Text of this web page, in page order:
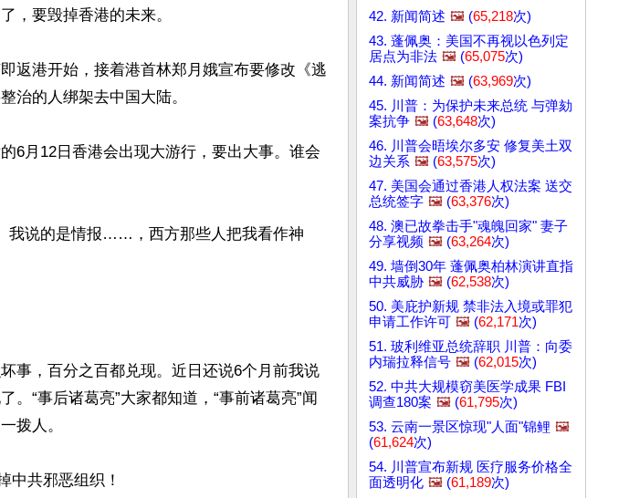
，要毁掉香港的未来。
返港开始，接着港首林郑月娥宣布要修改《逃
治的人绑架去中国大陆。
6月12日香港会出现大游行，要出大事。谁会
我说的是情报……，西方那些人把我看作神
事，百分之百都兑现。近日还说6个月前我说
。“事后诸葛亮”大家都知道，“事前诸葛亮”闻
拨人。
中共邪恶组织！
42. 新闻简述 🖼️ (65,218次)
43. 蓬佩奥：美国不再视以色列定
居点为非法 🖼️ (65,075次)
44. 新闻简述 🖼️ (63,969次)
45. 川普：为保护未来总统 与弹劾
案抗争 🖼️ (63,648次)
46. 川普会晤埃尔多安 修复美土双
边关系 🖼️ (63,575次)
47. 美国会通过香港人权法案 送交
总统签字 🖼️ (63,376次)
48. 澳已故拳击手"魂魄回家" 妻子
分享视频 🖼️ (63,264次)
49. 墙倒30年 蓬佩奥柏林演讲直指
中共威胁 🖼️ (62,538次)
50. 美庇护新规 禁非法入境或罪犯
申请工作许可 🖼️ (62,171次)
51. 玻利维亚总统辞职 川普：向委
内瑞拉释信号 🖼️ (62,015次)
52. 中共大规模窃美医学成果 FBI
调查180案 🖼️ (61,795次)
53. 云南一景区惊现"人面"锦鲤 🖼️
(61,624次)
54. 川普宣布新规 医疗服务价格全
面透明化 🖼️ (61,189次)